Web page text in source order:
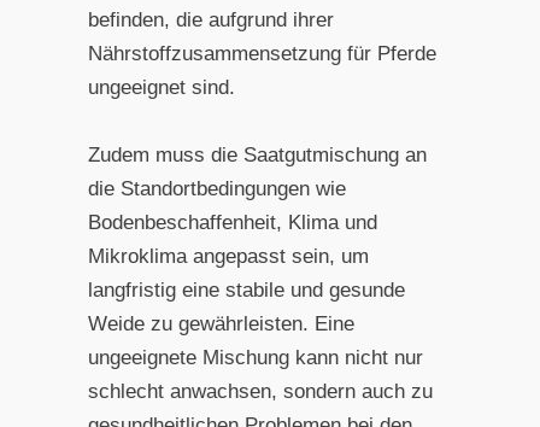
befinden, die aufgrund ihrer
Nährstoffzusammensetzung für Pferde
ungeeignet sind.
Zudem muss die Saatgutmischung an
die Standortbedingungen wie
Bodenbeschaffenheit, Klima und
Mikroklima angepasst sein, um
langfristig eine stabile und gesunde
Weide zu gewährleisten. Eine
ungeeignete Mischung kann nicht nur
schlecht anwachsen, sondern auch zu